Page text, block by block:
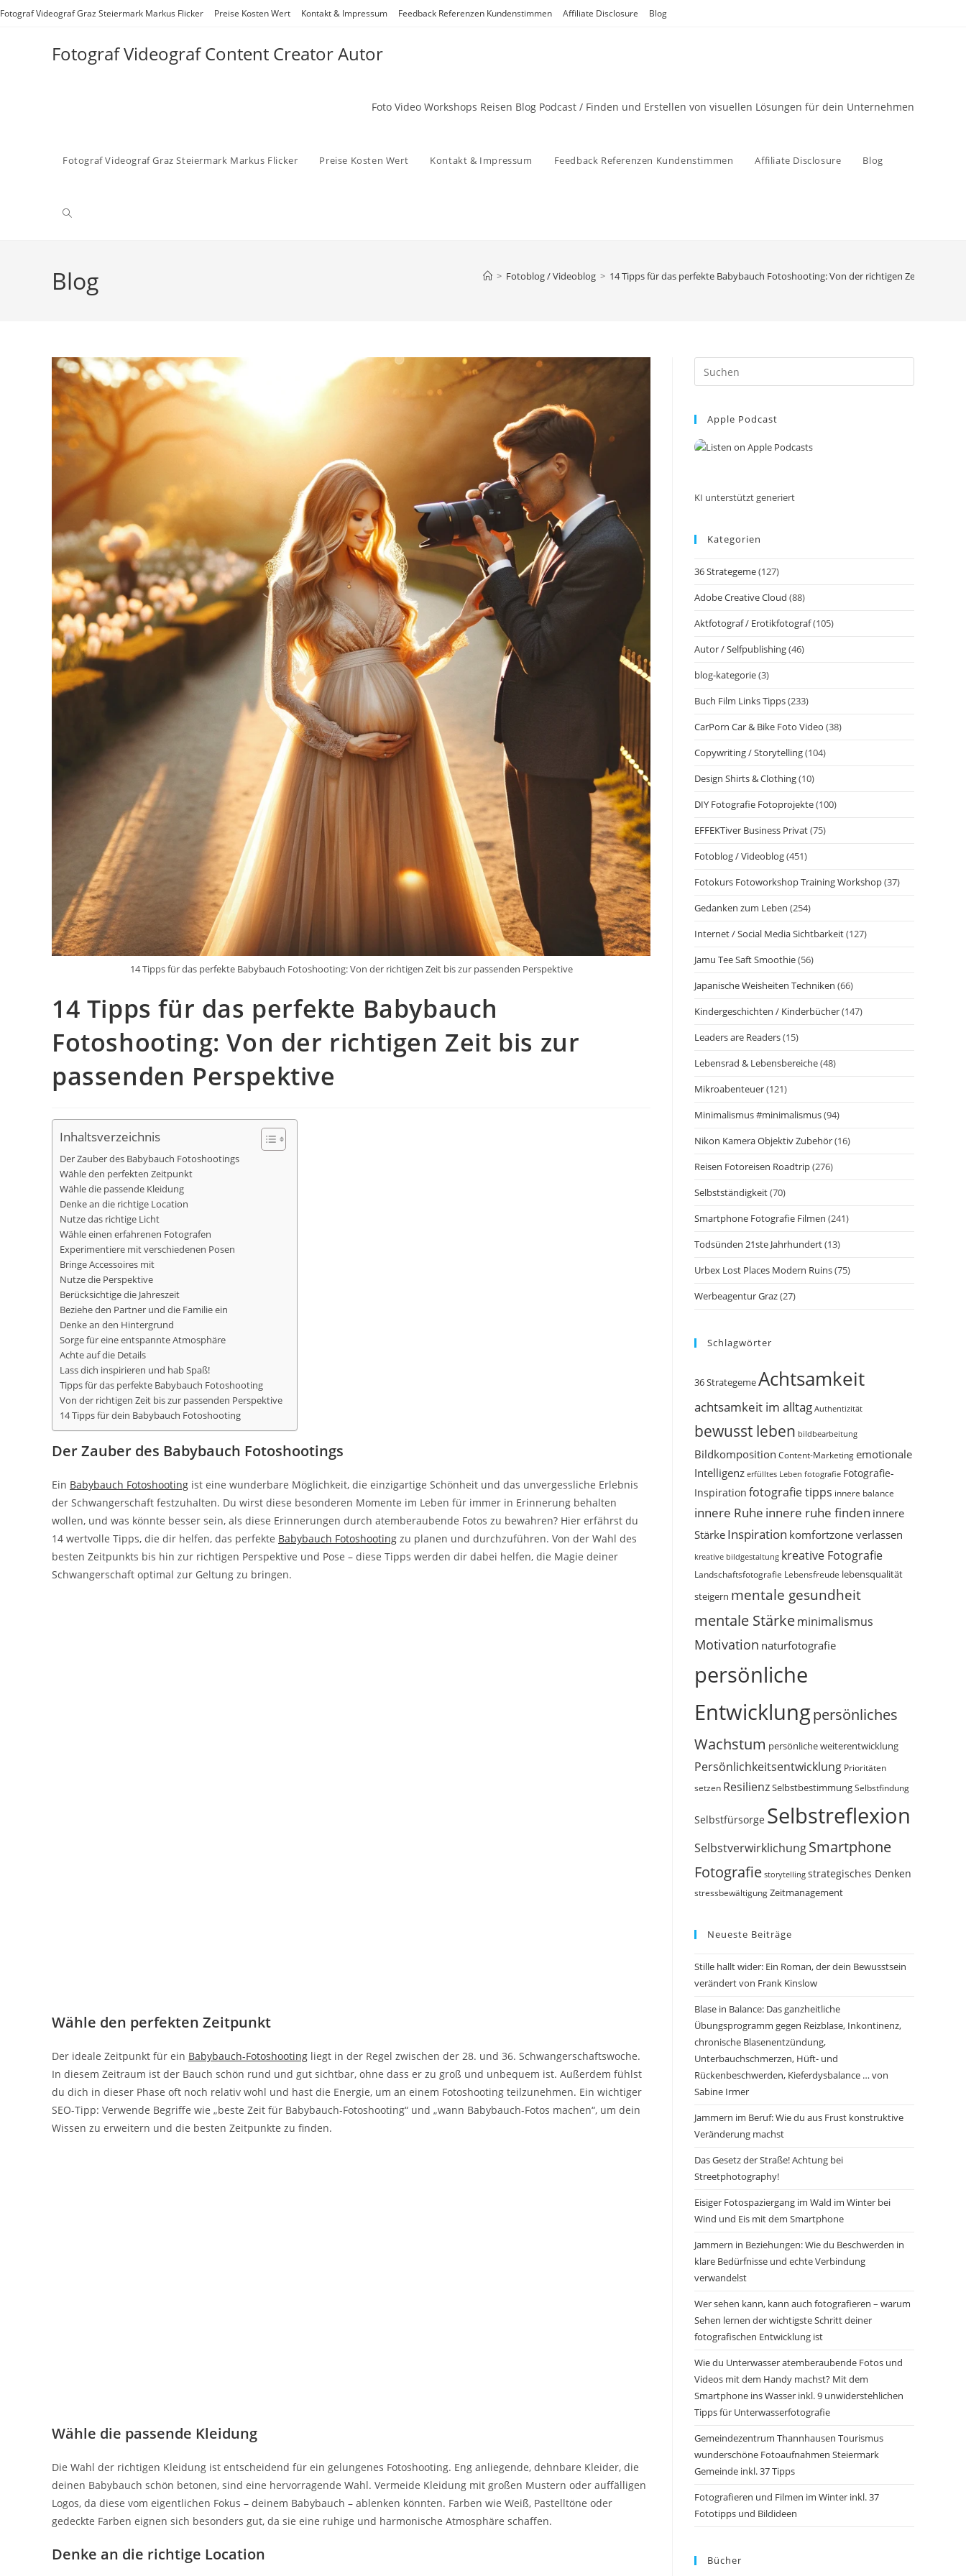
Zum
Fotograf Videograf Graz Steiermark Markus Flicker Preise Kosten Wert Kontakt & Impressum Feedback Referenzen Kundenstimmen Affiliate Disclosure Blog
Fotograf Videograf Content Creator Autor
Foto Video Workshops Reisen Blog Podcast / Finden und Erstellen von visuellen Lösungen für dein Unternehmen
Fotograf Videograf Graz Steiermark Markus Flicker Preise Kosten Wert Kontakt & Impressum Feedback Referenzen Kundenstimmen Affiliate Disclosure Blog
Website-
Blog > Fotoblog / Videoblog > 14 Tipps für das perfekte Babybauch Fotoshooting: Von der richtigen Zeit bis zur
14 Tipps für das perfekte Babybauch Fotoshooting: Von der richtigen Zeit bis zur passenden Perspektive
14 Tipps für das perfekte Babybauch
Fotoshooting: Von der richtigen Zeit bis zur
passenden Perspektive
Inhaltsverzeichnis
Der Zauber des Babybauch Fotoshootings
Wähle den perfekten Zeitpunkt
Wähle die passende Kleidung
Denke an die richtige Location
Nutze das richtige Licht
Wähle einen erfahrenen Fotografen
Experimentiere mit verschiedenen Posen
Bringe Accessoires mit
Nutze die Perspektive
Berücksichtige die Jahreszeit
Beziehe den Partner und die Familie ein
Denke an den Hintergrund
Sorge für eine entspannte Atmosphäre
Achte auf die Details
Lass dich inspirieren und hab Spaß!
Tipps für das perfekte Babybauch Fotoshooting
Von der richtigen Zeit bis zur passenden Perspektive
14 Tipps für dein Babybauch Fotoshooting
Der Zauber des Babybauch Fotoshootings
Ein Babybauch Fotoshooting ist eine wunderbare Möglichkeit, die einzigartige Schönheit und das unvergessliche Erlebnis
der Schwangerschaft festzuhalten. Du wirst diese besonderen Momente im Leben für immer in Erinnerung behalten
wollen, und was könnte besser sein, als diese Erinnerungen durch atemberaubende Fotos zu bewahren? Hier erfährst du
14 wertvolle Tipps, die dir helfen, das perfekte Babybauch Fotoshooting zu planen und durchzuführen. Von der Wahl des
besten Zeitpunkts bis hin zur richtigen Perspektive und Pose – diese Tipps werden dir dabei helfen, die Magie deiner
Schwangerschaft optimal zur Geltung zu bringen.
Wähle den perfekten Zeitpunkt
Der ideale Zeitpunkt für ein Babybauch-Fotoshooting liegt in der Regel zwischen der 28. und 36. Schwangerschaftswoche.
In diesem Zeitraum ist der Bauch schön rund und gut sichtbar, ohne dass er zu groß und unbequem ist. Außerdem fühlst
du dich in dieser Phase oft noch relativ wohl und hast die Energie, um an einem Fotoshooting teilzunehmen. Ein wichtiger
SEO-Tipp: Verwende Begriffe wie „beste Zeit für Babybauch-Fotoshooting“ und „wann Babybauch-Fotos machen“, um dein
Wissen zu erweitern und die besten Zeitpunkte zu finden.
Wähle die passende Kleidung
Die Wahl der richtigen Kleidung ist entscheidend für ein gelungenes Fotoshooting. Eng anliegende, dehnbare Kleider, die
deinen Babybauch schön betonen, sind eine hervorragende Wahl. Vermeide Kleidung mit großen Mustern oder auffälligen
Logos, da diese vom eigentlichen Fokus – deinem Babybauch – ablenken könnten. Farben wie Weiß, Pastelltöne oder
gedeckte Farben eignen sich besonders gut, da sie eine ruhige und harmonische Atmosphäre schaffen.
Denke an die richtige Location
Escape
Apple Podcast
KI unterstützt generiert
Kategorien
36 Strategeme(127)
Adobe Creative Cloud (88)
Aktfotograf / Erotikfotograf(105)
Autor / Selfpublishing(46)
blog-kategorie(3)
Buch Film Links Tipps(233)
CarPorn Car & Bike Foto Video (38)
Copywriting / Storytelling(104)
Design Shirts & Clothing(10)
DIY Fotografie Fotoprojekte(100)
EFFEKTiver Business Privat(75)
Fotoblog / Videoblog(451)
Fotokurs Fotoworkshop Training Workshop(37)
Gedanken zum Leben (254)
Internet / Social Media Sichtbarkeit(127)
Jamu Tee Saft Smoothie(56)
Japanische Weisheiten Techniken (66)
Kindergeschichten / Kinderbücher(147)
Leaders are Readers(15)
Lebensrad & Lebensbereiche(48)
Mikroabenteuer(121)
Minimalismus #minimalismus(94)
Nikon Kamera Objektiv Zubehör(16)
Reisen Fotoreisen Roadtrip(276)
Selbstständigkeit(70)
Smartphone Fotografie Filmen (241)
Todsünden 21ste Jahrhundert(13)
Urbex Lost Places Modern Ruins(75)
Werbeagentur Graz(27)
Schlagwörter
36 StrategemeAchtsamkeit
achtsamkeit im alltag Authentizität
bewusst leben bildbearbeitung
Bildkomposition Content-Marketingemotionale
Intelligenz erfülltes Leben fotografie Fotografie-
Inspiration fotografie tipps innere balance
innere Ruhe innere ruhe finden innere
Stärke Inspiration komfortzone verlassen
kreative bildgestaltung kreative Fotografie
Landschaftsfotografie Lebensfreude lebensqualität
steigern mentale gesundheit
mentale Stärkeminimalismus
Motivation naturfotografie
persönliche
Entwicklungpersönliches
Wachstum persönliche weiterentwicklung
Persönlichkeitsentwicklung Prioritäten
setzen ResilienzSelbstbestimmungSelbstfindung
Selbstfürsorge Selbstreflexion
SelbstverwirklichungSmartphone
Fotografie storytelling strategisches Denken
stressbewältigung Zeitmanagement
Neueste Beiträge
Stille hallt wider: Ein Roman, der dein Bewusstsein
verändert von Frank Kinslow
Blase in Balance: Das ganzheitliche
Übungsprogramm gegen Reizblase, Inkontinenz,
chronische Blasenentzündung,
Unterbauchschmerzen, Hüft- und
Rückenbeschwerden, Kieferdysbalance … von
Sabine Irmer
Jammern im Beruf: Wie du aus Frust konstruktive
Veränderung machst
Das Gesetz der Straße! Achtung bei
Streetphotography!
Eisiger Fotospaziergang im Wald im Winter bei
Wind und Eis mit dem Smartphone
Jammern in Beziehungen: Wie du Beschwerden in
klare Bedürfnisse und echte Verbindung
verwandelst
Wer sehen kann, kann auch fotografieren – warum
Sehen lernen der wichtigste Schritt deiner
fotografischen Entwicklung ist
Wie du Unterwasser atemberaubende Fotos und
Videos mit dem Handy machst? Mit dem
Smartphone ins Wasser inkl. 9 unwiderstehlichen
Tipps für Unterwasserfotografie
Gemeindezentrum Thannhausen Tourismus
wunderschöne Fotoaufnahmen Steiermark
Gemeinde inkl. 37 Tipps
Fotografieren und Filmen im Winter inkl. 37
Fototipps und Bildideen
Bücher